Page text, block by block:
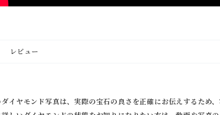
レビュー
イヤモンド写真は、実際の宝石の良さを正確にお伝えするため